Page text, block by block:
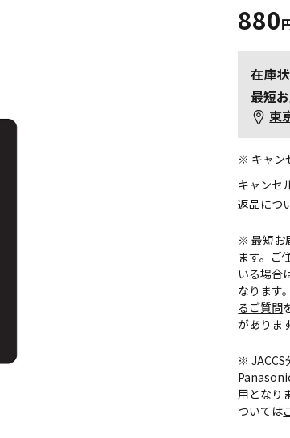
880
在庫
最短
東
※ キャン
キャンセ
返品につ
※ 最短お
ます。ご
いる場合
なります
るご質問
がありま
※ JACCS
用となり
ついては